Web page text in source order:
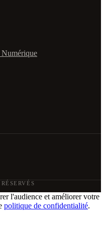
l'audience et améliorer votre
politique de confidentialité.